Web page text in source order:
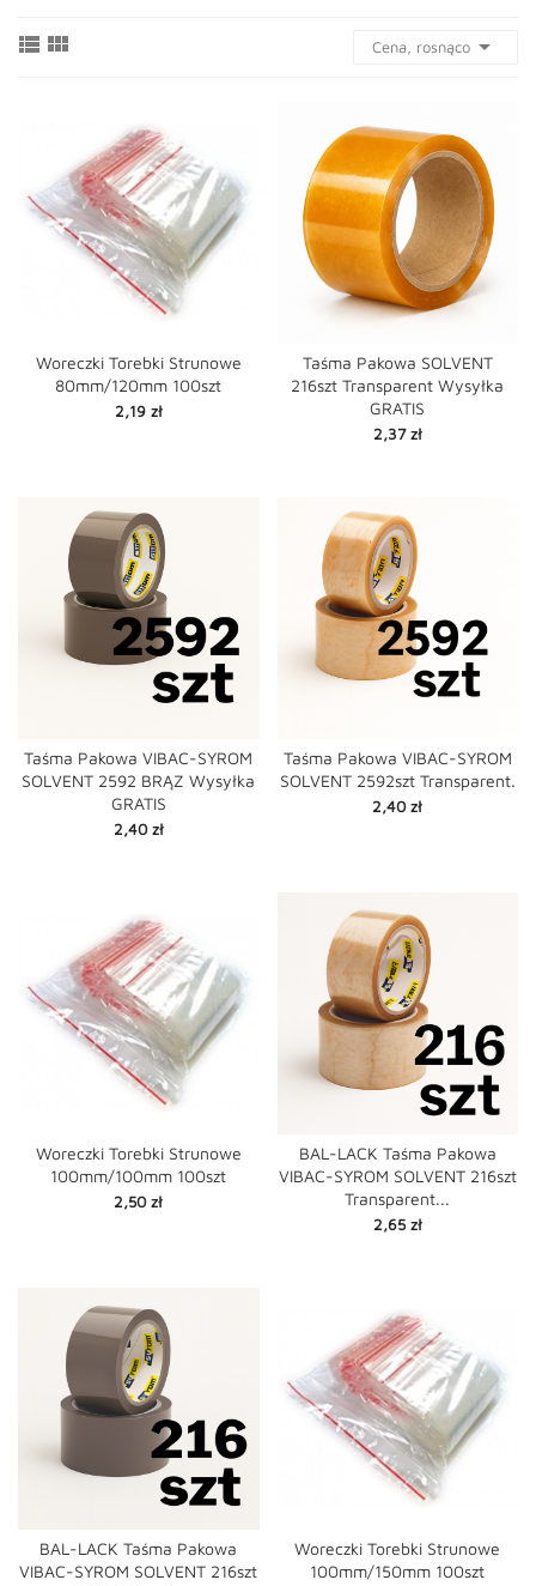
  Cena, rosnąco 
Woreczki Torebki Strunowe
80mm/120mm 100szt
Cena
2,19 zł
Taśma Pakowa SOLVENT
216szt Transparent Wysyłka
GRATIS
Cena
2,37 zł
Taśma Pakowa VIBAC-SYROM
SOLVENT 2592 BRĄZ Wysyłka
GRATIS
Cena
2,40 zł
Taśma Pakowa VIBAC-SYROM
SOLVENT 2592szt Transparent.
Cena
2,40 zł
Woreczki Torebki Strunowe
100mm/100mm 100szt
Cena
2,50 zł
BAL-LACK Taśma Pakowa
VIBAC-SYROM SOLVENT 216szt
Transparent...
Cena
2,65 zł
BAL-LACK Taśma Pakowa
VIBAC-SYROM SOLVENT 216szt
Woreczki Torebki Strunowe
100mm/150mm 100szt